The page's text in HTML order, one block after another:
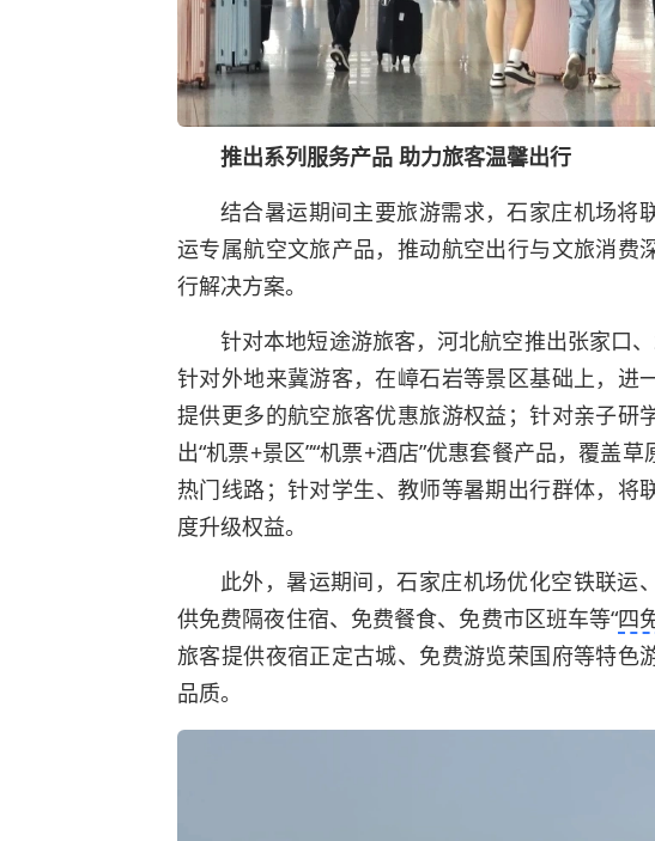
推出系列服务产品 助力旅客温馨出行
结合暑运期间主要旅游需求，石家庄机场将
运专属航空文旅产品，推动航空出行与文旅消费
行解决方案。
针对本地短途游旅客，河北航空推出张家口
针对外地来冀游客，在嶂石岩等景区基础上，进
提供更多的航空旅客优惠旅游权益；针对亲子研
出“机票+景区”“机票+酒店”优惠套餐产品，覆盖
热门线路；针对学生、教师等暑期出行群体，将
度升级权益。
此外，暑运期间，石家庄机场优化空铁联运
供免费隔夜住宿、免费餐食、免费市区班车等“四
旅客提供夜宿正定古城、免费游览荣国府等特色
品质。